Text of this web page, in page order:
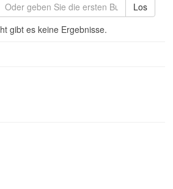
Los
gibt es keine Ergebnisse.